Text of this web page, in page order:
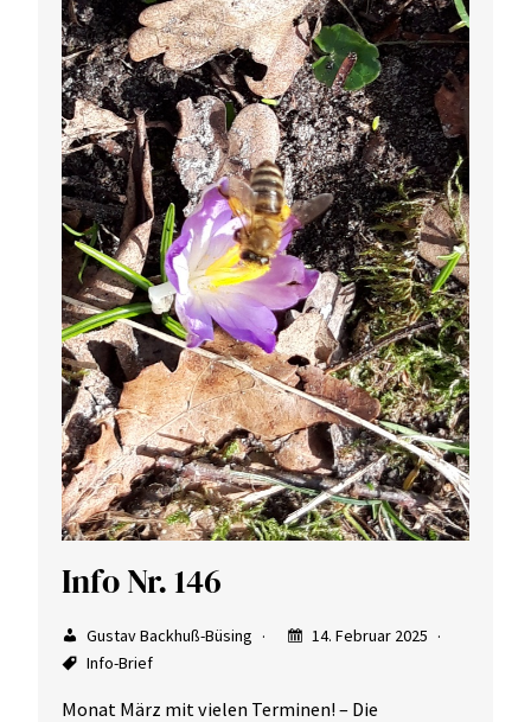
Info Nr. 146
Gustav Backhuß-Büsing
14. Februar 2025
Info-Brief
Monat März mit vielen Terminen! – Die